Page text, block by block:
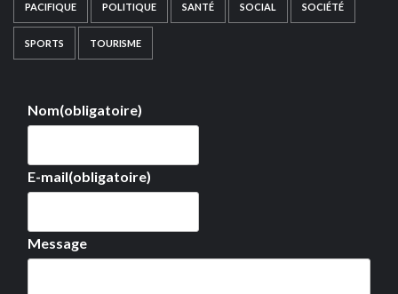
PACIFIQUE POLITIQUE SANTÉ SOCIAL SOCIÉTÉ
SPORTS TOURISME
Nom(obligatoire)
E-mail(obligatoire)
Message